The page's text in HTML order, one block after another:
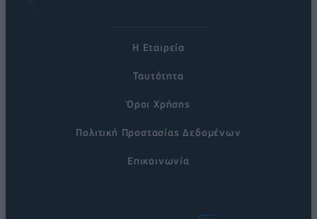
Η Εταιρεία
Ταυτότητα
Όροι Χρήσης
Πολιτική Προστασίας Δεδομένων
Επικοινωνία